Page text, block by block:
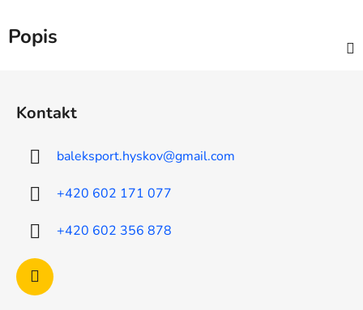
Popis
Kontakt
baleksport.hyskov@gmail.com
+420 602 171 077
+420 602 356 878